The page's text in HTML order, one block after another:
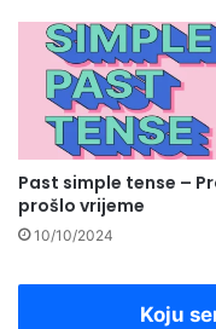
Past simple tense –
prošlo vrijeme
10/10/2024
Koju